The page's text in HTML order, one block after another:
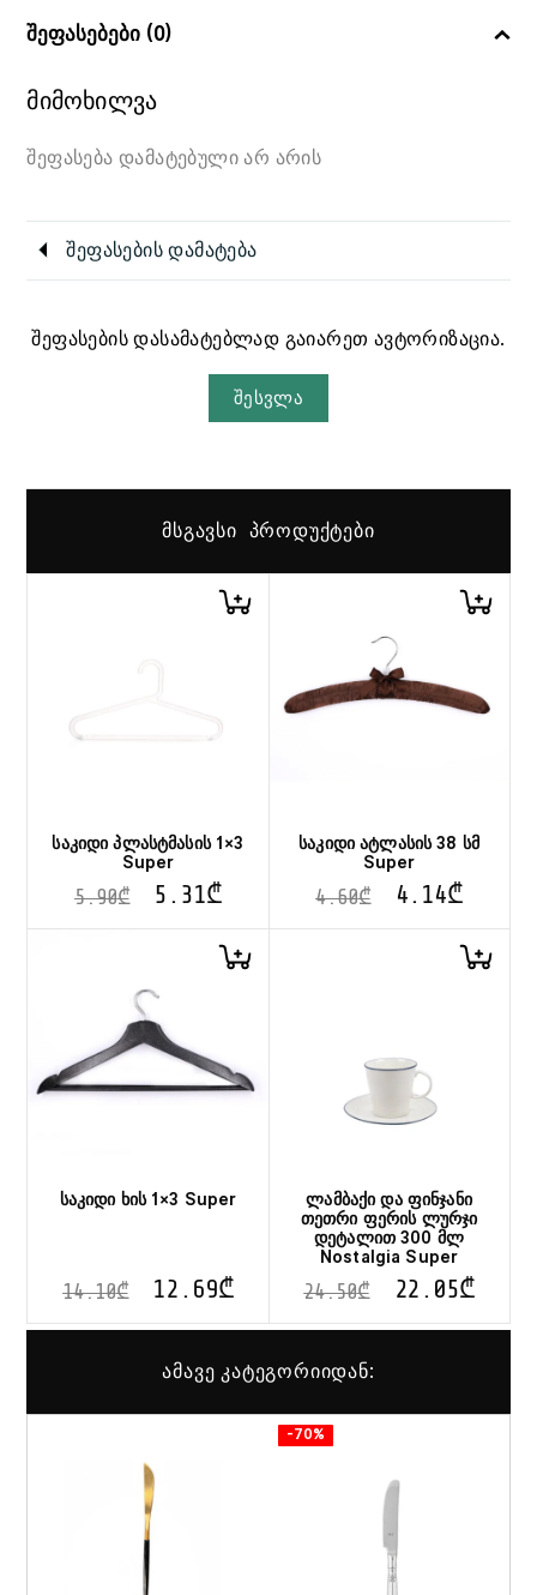
შეფასებები (0)
მიმოხილვა
შეფასება დამატებული არ არის
შეფასების დამატება
შეფასების დასამატებლად გაიარეთ ავტორიზაცია.
შესვლა
ᲛᲡᲒᲐᲕᲡᲘ ᲞᲠᲝᲓᲣᲥᲢᲔᲑᲘ
საკიდი პლასტმასის 1×3
Super
5.90₾ 5.31₾
საკიდი ატლასის 38 სმ
Super
4.60₾ 4.14₾
საკიდი ხის 1×3 Super
14.10₾ 12.69₾
ლამბაქი და ფინჯანი
თეთრი ფერის ლურჯი
დეტალით 300 მლ
Nostalgia Super
24.50₾ 22.05₾
ამავე კატეგორიიდან:
-70%